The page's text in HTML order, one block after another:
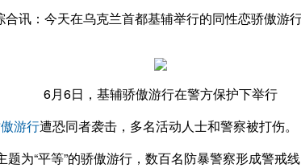
讯：今天在乌克兰首都基辅举行的同性恋骄傲
6月6日，基辅骄傲游行在警方保护下举行
游行遭恐同者袭击，多名活动人士和警察被打伤。
“平等”的骄傲游行，数百名防暴警察形成警戒